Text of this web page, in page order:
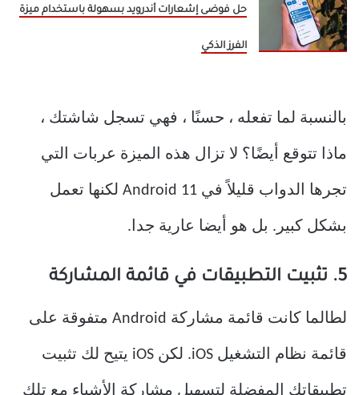
حل فوضى إشعارات أندرويد بسهولة باستخدام ميزة
الفرز الذكي
بالنسبة لما تفعله ، حسنًا ، فهي تسجل شاشتك ،
ماذا تتوقع أيضًا؟ لا تزال هذه الميزة عربات التي
تجرها الدواب قليلاً في Android 11 لكنها تعمل
بشكل كبير. بل هو أيضا عارية جدا.
5. تثبيت التطبيقات في قائمة المشاركة
لطالما كانت قائمة مشاركة Android متفوقة على
قائمة نظام التشغيل iOS. لكن iOS يتيح لك تثبيت
تطبيقاتك المفضلة لتسهيل مشاركة الأشياء مع تلك